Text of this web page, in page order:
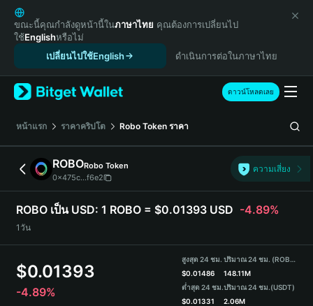
English
日本語
Tiếng Việt
Español (Latinoamérica)
Türkçe
Français
Deutsch
简体中文
繁體中文
Português (Portugal)
Bahasa Indonesia
ภาษาไทย
हिन्दी
Español
Português (Brasil)
ขณะนี้คุณกำลังดูหน้านี้ในภาษาไทย คุณต้องการเปลี่ยนไป
ใช้Englishหรือไม่
เปลี่ยนไปใช้English
ดำเนินการต่อในภาษาไทย
ดาวน์โหลดเลย
หน้าแรก ราคาคริปโต Robo Token ราคา
ROBORobo Token
0x475c...f6e2
ความเสี่ยง
ROBO เป็น USD: 1 ROBO = $0.01393 USD -4.89%
1วัน
$0.01393
-4.89%
สูงสุด 24 ชม.
$0.01486
ต่ำสุด 24 ชม.
$0.01331
ปริมาณ 24 ชม. (ROBO)
148.11M
ปริมาณ 24 ชม.(USDT)
2.06M